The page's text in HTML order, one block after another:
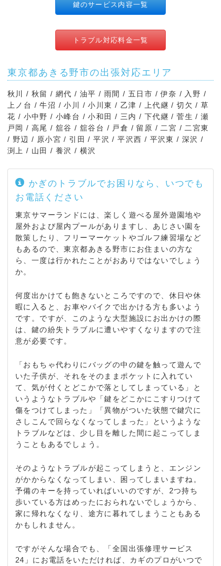
鍵のサービス内容一覧
トラブル対応料金一覧
東京都あきる野市の出張対応エリア
秋川 / 秋留 / 網代 / 油平 / 雨間 / 五日市 / 伊奈 / 入野 /
上ノ台 / 牛沼 / 小川 / 小川東 / 乙津 / 上代継 / 切欠 / 草
花 / 小中野 / 小峰台 / 小和田 / 三内 / 下代継 / 菅生 / 瀬
戸岡 / 高尾 / 舘谷 / 舘谷台 / 戸倉 / 留原 / 二宮 / 二宮東
/ 野辺 / 原小宮 / 引田 / 平沢 / 平沢西 / 平沢東 / 深沢 /
渕上 / 山田 / 養沢 / 横沢
かぎのトラブルでお困りなら、いつでも
お電話ください
東京サマーランドには、楽しく遊べる屋外遊園地や
屋外および屋内プールがありますし、あじさい園を
散策したり、フリーマーケットやゴルフ練習場など
もあるので、東京都あきる野市にお住まいの方な
ら、一度は行かれたことがおありではないでしょう
か。
何度出かけても飽きないところですので、休日や休
暇に入ると、お車やバイクで出かける方も多いよう
です。ですが、このような大型施設にお出かけの際
は、鍵の紛失トラブルに遭いやすくなりますので注
意が必要です。
「おもちゃ代わりにバッグの中の鍵を触って遊んで
いた子供が、それをそのままポケットに入れてい
て、気が付くとどこかで落としてしまっている」と
いうようなトラブルや「鍵をどこかにこすりつけて
傷をつけてしまった」「異物がついた状態で鍵穴に
さしこんで回らなくなってしまった」というような
トラブルなどは、少し目を離した間に起こってしま
うこともあるでしょう。
そのようなトラブルが起こってしまうと、エンジン
がかからなくなってしまい、困ってしまいますね。
予備のキーを持っていればいいのですが、2つ持ち
歩いている方はめったにおられないでしょうから、
家に帰れなくなり、途方に暮れてしまうこともある
かもしれません。
ですがそんな場合でも、「全国出張修理サービス
24」にお電話をいただければ、カギのプロがいつで